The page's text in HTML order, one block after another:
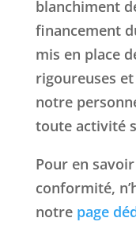
blanchiment
financement
mis en place
rigoureuses
notre
toute activité
Pour en
conformité,
notre page